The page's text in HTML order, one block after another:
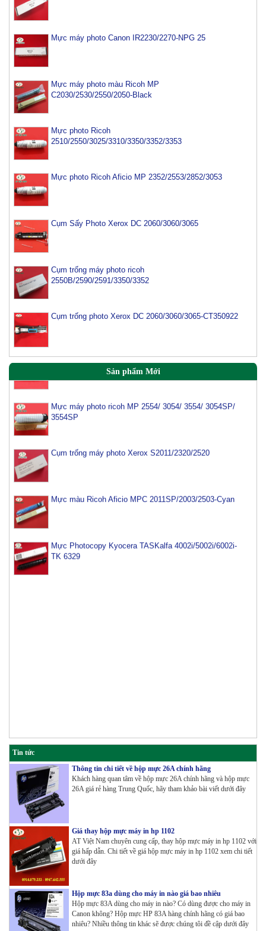
Mực máy photo Canon IR2230/2270-NPG 25
Mực máy photo màu Ricoh MP
C2030/2530/2550/2050-Black
Mực photo Ricoh
2510/2550/3025/3310/3350/3352/3353
Mực photo Ricoh Aficio MP 2352/2553/2852/3053
Cụm Sấy Photo Xerox DC 2060/3060/3065
Cụm trống máy photo ricoh
2550B/2590/2591/3350/3352
Cụm trống photo Xerox DC 2060/3060/3065-CT350922
Sản phẩm Mới
MX 500AT
3554SP
TK 6329
Tin tức
Thông tin chi tiết về hộp mực 26A chính hãng
Khách hàng quan tâm về hộp mực 26A chính hãng và hộp mực
26A giá rẻ hàng Trung Quốc, hãy tham khảo bài viết dưới đây
Giá thay hộp mực máy in hp 1102
AT Việt Nam chuyên cung cấp, thay hộp mực máy in hp 1102 với
giá hấp dẫn. Chi tiết về giá hộp mực máy in hp 1102 xem chi tiết
dưới đây
Hộp mực 83a dùng cho máy in nào giá bao nhiêu
Hộp mực 83A dùng cho máy in nào? Có dùng được cho máy in
Canon không? Hộp mực HP 83A hàng chính hãng có giá bao
nhiêu? Nhiều thông tin khác sẽ được chúng tôi đề cập dưới đây